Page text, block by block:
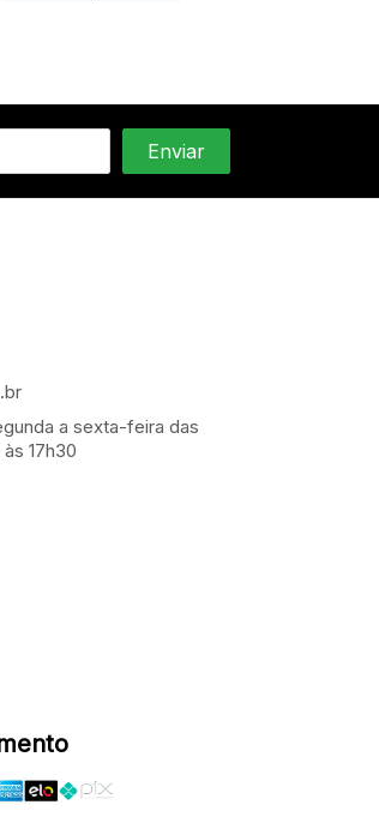
a sexta-feira das
17h30